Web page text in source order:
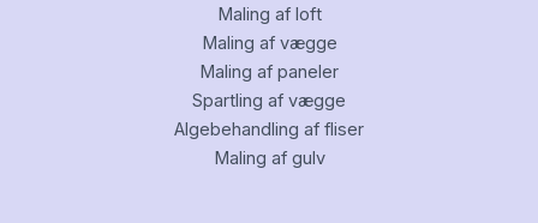
Maling af loft
Maling af vægge
Maling af paneler
Spartling af vægge
Algebehandling af fliser
Maling af gulv